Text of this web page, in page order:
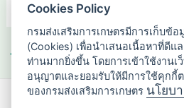
← Previous เรื่อง
กองส่งเสริมวิสาหกิจชุม
Cookies Policy
กรมส่งเสริมการเกษตรมีการเก็บข้อ
(Cookies) เพื่อนำเสนอเนื้อหาที่ดีแ
ท่านมากยิ่งขึ้น โดยการเข้าใช้งาน
อนุญาตและยอมรับให้มีการใช้คุกกี้
ของกรมส่งเสริมการเกษตร นโยบ